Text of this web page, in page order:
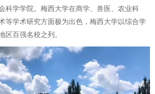
科学学院。梅西大学在商学、兽医、农业科
等学术研究方面极为出色，梅西大学以综合学
区百强名校之列。